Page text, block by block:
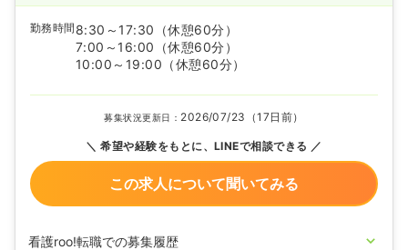
勤務時間 8:30～17:30
（休憩60分）
7:00～16:00
（休憩60分）
10:00～19:00 （休憩60分）
募集状況更新日： 2026/07/23（17日前）
希望や経験をもとに、LINEで相談できる
この求人について聞いてみる
看護roo!転職での募集履歴